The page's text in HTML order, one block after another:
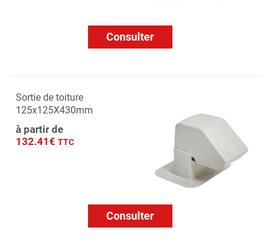
Consulter
Sortie de toiture
125x125X430mm
à partir de
132.41€ TTC
Consulter